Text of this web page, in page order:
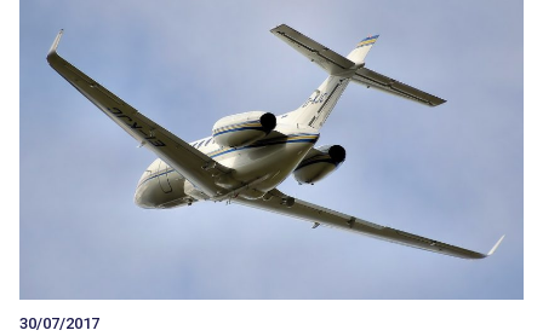
30/07/2017